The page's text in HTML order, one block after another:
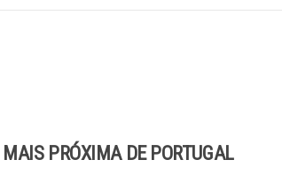
PRÓXIMA DE PORTUGAL